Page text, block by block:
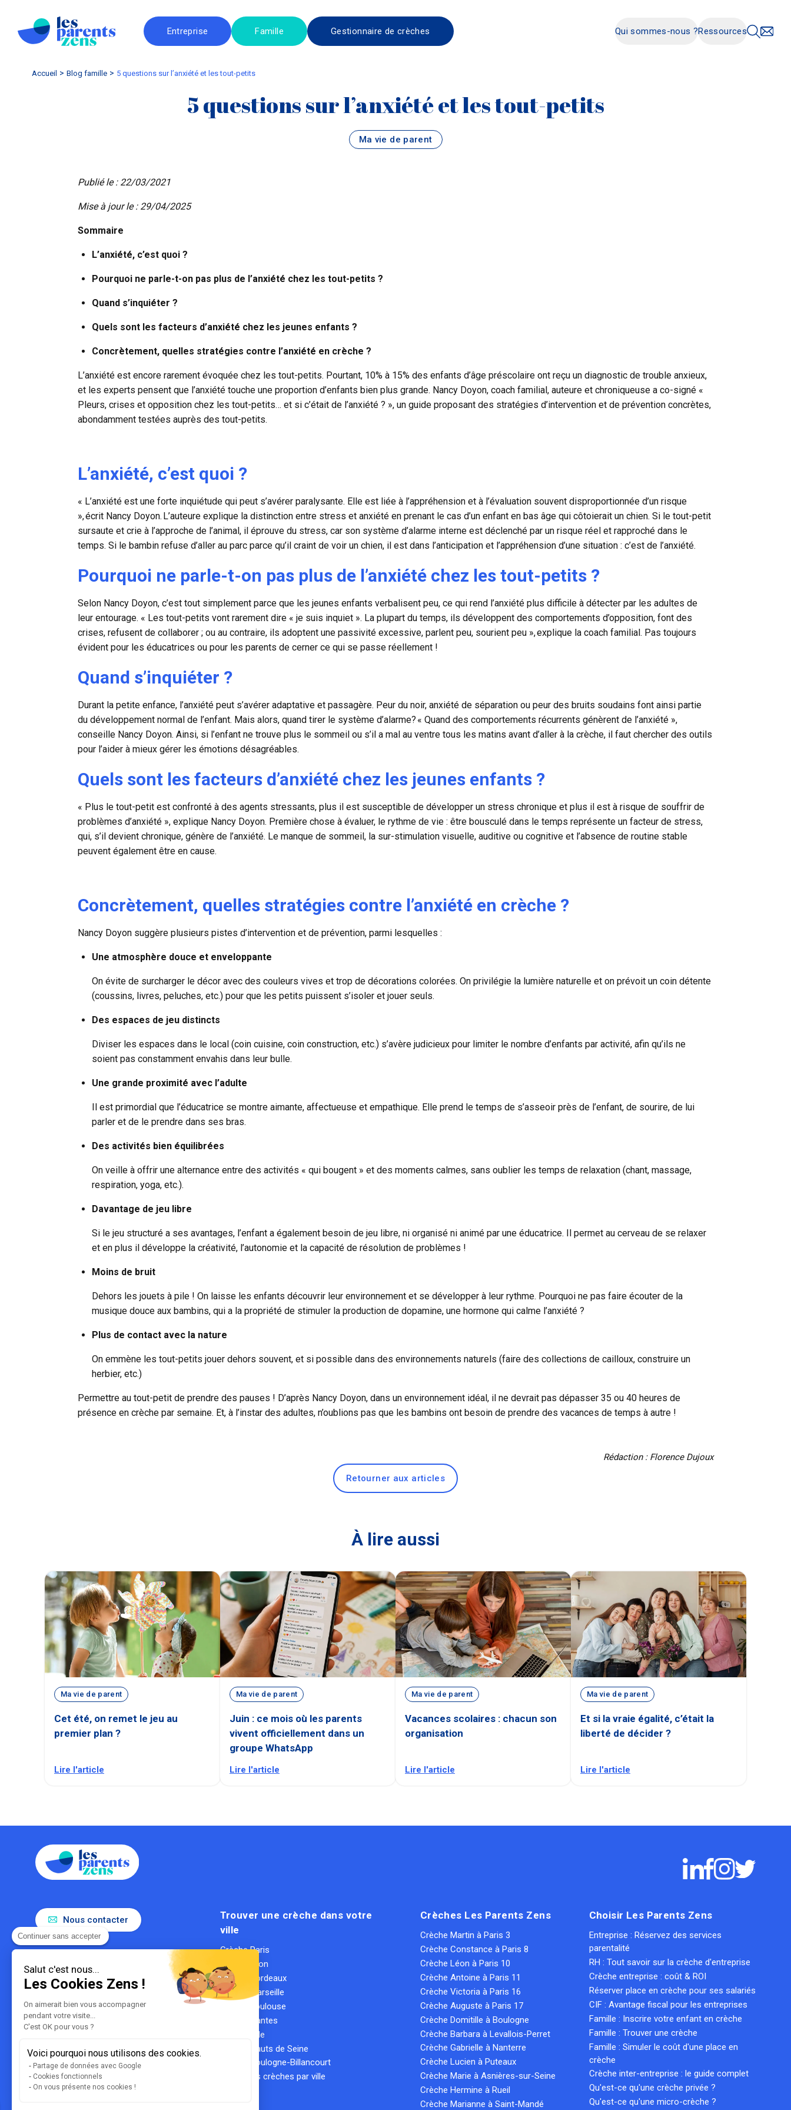
Continuer sans accepter
Salut c'est nous...
Les Cookies Zens !
On aimerait bien vous accompagner
pendant votre visite...
C'est OK pour vous ?
Voici pourquoi nous utilisons des cookies.
Partage de données avec Google
Cookies fonctionnels
On vous présente nos cookies !
Entreprise Famille Gestionnaire de crèches Qui sommes-nous ?Ressources
Accueil blog famille 5 questions sur l’anxiété et les tout-petits
5 questions sur l’anxiété et les tout-petits
Ma vie de parent
Publié le : 22/03/2021
Mise à jour le : 29/04/2025
Sommaire
L’anxiété, c’est quoi ?
Pourquoi ne parle-t-on pas plus de l’anxiété chez les tout-petits ?
Quand s’inquiéter ?
Quels sont les facteurs d’anxiété chez les jeunes enfants ?
Concrètement, quelles stratégies contre l’anxiété en crèche ?
L’anxiété est encore rarement évoquée chez les tout-petits. Pourtant, 10% à 15% des enfants d’âge préscolaire ont reçu un diagnostic de trouble anxieux,
et les experts pensent que l’anxiété touche une proportion d’enfants bien plus grande. Nancy Doyon, coach familial, auteure et chroniqueuse a co-signé «
Pleurs, crises et opposition chez les tout-petits… et si c’était de l’anxiété ? », un guide proposant des stratégies d’intervention et de prévention concrètes,
abondamment testées auprès des tout-petits.
L’anxiété, c’est quoi ?
« L’anxiété est une forte inquiétude qui peut s’avérer paralysante. Elle est liée à l’appréhension et à l’évaluation souvent disproportionnée d’un risque
», écrit Nancy Doyon. L’auteure explique la distinction entre stress et anxiété en prenant le cas d’un enfant en bas âge qui côtoierait un chien. Si le tout-petit
sursaute et crie à l’approche de l’animal, il éprouve du stress, car son système d’alarme interne est déclenché par un risque réel et rapproché dans le
temps. Si le bambin refuse d’aller au parc parce qu’il craint de voir un chien, il est dans l’anticipation et l’appréhension d’une situation : c’est de l’anxiété.
Pourquoi ne parle-t-on pas plus de l’anxiété chez les tout-petits ?
Selon Nancy Doyon, c’est tout simplement parce que les jeunes enfants verbalisent peu, ce qui rend l’anxiété plus difficile à détecter par les adultes de
leur entourage. « Les tout-petits vont rarement dire « je suis inquiet ». La plupart du temps, ils développent des comportements d’opposition, font des
crises, refusent de collaborer ; ou au contraire, ils adoptent une passivité excessive, parlent peu, sourient peu », explique la coach familial. Pas toujours
évident pour les éducatrices ou pour les parents de cerner ce qui se passe réellement !
Quand s’inquiéter ?
Durant la petite enfance, l’anxiété peut s’avérer adaptative et passagère. Peur du noir, anxiété de séparation ou peur des bruits soudains font ainsi partie
du développement normal de l’enfant. Mais alors, quand tirer le système d’alarme? « Quand des comportements récurrents génèrent de l’anxiété »,
conseille Nancy Doyon. Ainsi, si l’enfant ne trouve plus le sommeil ou s’il a mal au ventre tous les matins avant d’aller à la crèche, il faut chercher des outils
pour l’aider à mieux gérer les émotions désagréables.
Quels sont les facteurs d’anxiété chez les jeunes enfants ?
« Plus le tout-petit est confronté à des agents stressants, plus il est susceptible de développer un stress chronique et plus il est à risque de souffrir de
problèmes d’anxiété », explique Nancy Doyon. Première chose à évaluer, le rythme de vie : être bousculé dans le temps représente un facteur de stress,
qui, s’il devient chronique, génère de l’anxiété. Le manque de sommeil, la sur-stimulation visuelle, auditive ou cognitive et l’absence de routine stable
peuvent également être en cause.
Concrètement, quelles stratégies contre l’anxiété en crèche ?
Nancy Doyon suggère plusieurs pistes d’intervention et de prévention, parmi lesquelles :
Une atmosphère douce et enveloppante
On évite de surcharger le décor avec des couleurs vives et trop de décorations colorées. On privilégie la lumière naturelle et on prévoit un coin détente
(coussins, livres, peluches, etc.) pour que les petits puissent s’isoler et jouer seuls.
Des espaces de jeu distincts
Diviser les espaces dans le local (coin cuisine, coin construction, etc.) s’avère judicieux pour limiter le nombre d’enfants par activité, afin qu’ils ne
soient pas constamment envahis dans leur bulle.
Une grande proximité avec l’adulte
Il est primordial que l’éducatrice se montre aimante, affectueuse et empathique. Elle prend le temps de s’asseoir près de l’enfant, de sourire, de lui
parler et de le prendre dans ses bras.
Des activités bien équilibrées
On veille à offrir une alternance entre des activités « qui bougent » et des moments calmes, sans oublier les temps de relaxation (chant, massage,
respiration, yoga, etc.).
Davantage de jeu libre
Si le jeu structuré a ses avantages, l’enfant a également besoin de jeu libre, ni organisé ni animé par une éducatrice. Il permet au cerveau de se relaxer
et en plus il développe la créativité, l’autonomie et la capacité de résolution de problèmes !
Moins de bruit
Dehors les jouets à pile ! On laisse les enfants découvrir leur environnement et se développer à leur rythme. Pourquoi ne pas faire écouter de la
musique douce aux bambins, qui a la propriété de stimuler la production de dopamine, une hormone qui calme l’anxiété ?
Plus de contact avec la nature
On emmène les tout-petits jouer dehors souvent, et si possible dans des environnements naturels (faire des collections de cailloux, construire un
herbier, etc.)
Permettre au tout-petit de prendre des pauses ! D’après Nancy Doyon, dans un environnement idéal, il ne devrait pas dépasser 35 ou 40 heures de
présence en crèche par semaine. Et, à l’instar des adultes, n’oublions pas que les bambins ont besoin de prendre des vacances de temps à autre !
Rédaction : Florence Dujoux
Retourner aux articles
À lire aussi
Ma vie de parent
Cet été, on remet le jeu au
premier plan ?
Lire l'article
Ma vie de parent
Juin : ce mois où les parents
vivent officiellement dans un
groupe WhatsApp
Lire l'article
Ma vie de parent
Vacances scolaires : chacun son
organisation
Lire l'article
Ma vie de parent
Et si la vraie égalité, c’était la
liberté de décider ?
Lire l'article
Nous contacter
Le référent de la parentalité en
entreprise
Gestionnaire de crèches
1ère entreprise du secteur des
certifiée B Corp
Trouver une crèche dans votre
ville
Crèche Paris
Crèche Lyon
Crèche Bordeaux
Crèche Marseille
Crèche Toulouse
Crèche Nantes
Crèche Lille
Crèche Hauts de Seine
Crèche Boulogne-Billancourt
Toutes les crèches par ville
Crèches Les Parents Zens
Crèche Martin à Paris 3
Crèche Constance à Paris 8
Crèche Léon à Paris 10
Crèche Antoine à Paris 11
Crèche Victoria à Paris 16
Crèche Auguste à Paris 17
Crèche Domitille à Boulogne
Crèche Barbara à Levallois-Perret
Crèche Gabrielle à Nanterre
Crèche Lucien à Puteaux
Crèche Marie à Asnières-sur-Seine
Crèche Hermine à Rueil
Crèche Marianne à Saint-Mandé
Choisir Les Parents Zens
Entreprise : Réservez des services
parentalité
RH : Tout savoir sur la crèche d'entreprise
Crèche entreprise : coût & ROI
Réserver place en crèche pour ses salariés
CIF : Avantage fiscal pour les entreprises
Famille : Inscrire votre enfant en crèche
Famille : Trouver une crèche
Famille : Simuler le coût d'une place en
crèche
Crèche inter-entreprise : le guide complet
Qu'est-ce qu'une crèche privée ?
Qu'est-ce qu'une micro-crèche ?